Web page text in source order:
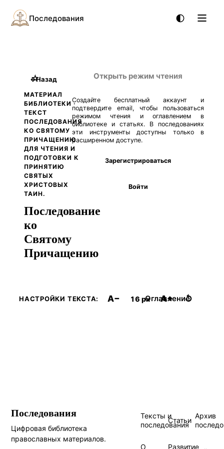
Последования
←Назад
МАТЕРИАЛ
БИБЛИОТЕКИ ·
ТЕКСТ
ПОСЛЕДОВАНИЯ
КО СВЯТОМУ
ПРИЧАЩЕНИЮ
ДЛЯ ЧТЕНИЯ И
ПОДГОТОВКИ К
ПРИНЯТИЮ
СВЯТЫХ
ХРИСТОВЫХ
ТАИН.
☆
Последование
ко
Святому
Причащению
Открыть режим чтения
Создайте бесплатный аккаунт и
подтвердите email, чтобы пользоваться
режимом чтения и оглавлением в
библиотеке и статьях. В последованиях
эти инструменты доступны только в
расширенном доступе.
Зарегистрироваться
Войти
НАСТРОЙКИ ТЕКСТА: A− 16 px A+ ↺
Оглавление
Последования
Цифровая библиотека
православных материалов.
Тексты и
последования
Статьи
Архив
О Развитие